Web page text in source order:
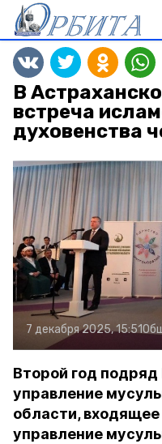
В
встреча
духовенства
7 декабря 2025, 15:51
Второй год подряд
управление
области,
управление